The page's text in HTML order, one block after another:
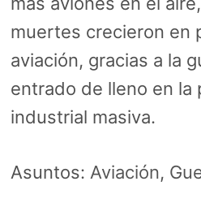
muertes crecieron en
aviación, gracias a la
entrado de lleno en la
industrial masiva.
Asuntos: Aviación,